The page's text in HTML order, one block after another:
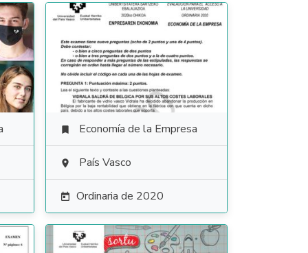
 Economía de la Empresa
 País Vasco
 Ordinaria de 2020